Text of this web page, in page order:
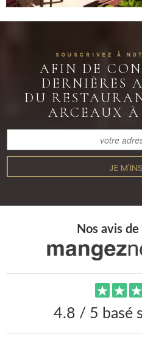
SOUSCRIVEZ À
AFIN DE
DERNIÈRES
DU
ARCEAUX À
JE
Nos avis
4.8 / 5 basé